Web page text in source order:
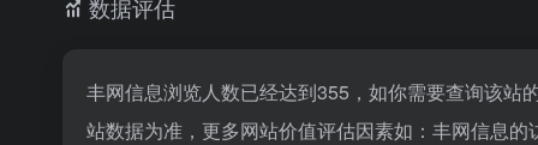
数据评估
丰网信息浏览人数已经达到355，如你需要查询该站
站数据为准，更多网站价值评估因素如：丰网信息